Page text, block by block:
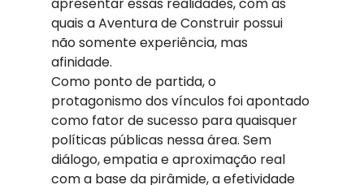
quais a Aventura de Construir possui
não somente experiência, mas
afinidade.
Como ponto de partida, o
protagonismo dos vínculos foi apontado
como fator de sucesso para quaisquer
políticas públicas nessa área. Sem
diálogo, empatia e aproximação real
com a base da pirâmide, a efetividade